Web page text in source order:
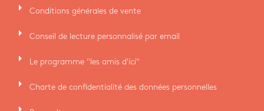
arrow_right Conditions générales de vente
arrow_right Conseil de lecture personnalisé par email
arrow_right Le programme "les amis d'ici"
arrow_right Charte de confidentialité des données personnelles